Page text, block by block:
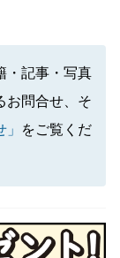
・記事・写真
お問合せ、そ
をご覧くだ